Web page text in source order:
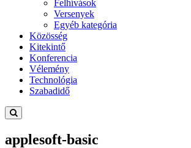
Felhívások
Versenyek
Egyéb kategória
Közösség
Kitekintő
Konferencia
Vélemény
Technológia
Szabadidő
applesoft-basic